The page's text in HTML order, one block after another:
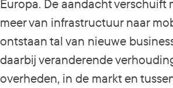
Europa. De aandacht verschuift
meer van infrastructuur naar
ontstaan tal van nieuwe
daarbij veranderende
overheden, in de markt en